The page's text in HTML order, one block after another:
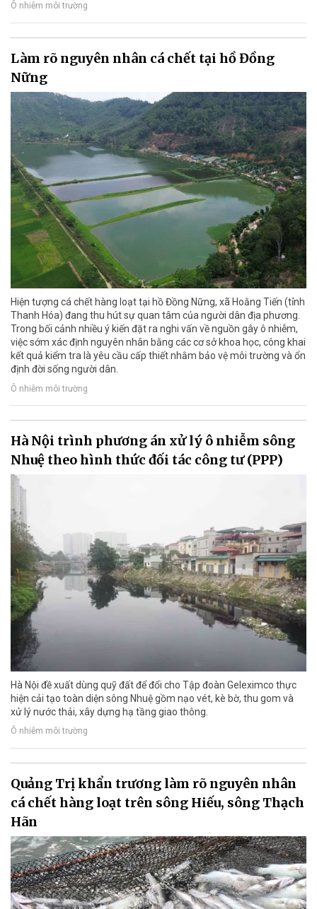
Ô nhiễm môi trường
Làm rõ nguyên nhân cá chết tại hồ Đồng
Nững
Hiện tượng cá chết hàng loạt tại hồ Đồng Nững, xã Hoằng Tiến (tỉnh
Thanh Hóa) đang thu hút sự quan tâm của người dân địa phương.
Trong bối cảnh nhiều ý kiến đặt ra nghi vấn về nguồn gây ô nhiễm,
việc sớm xác định nguyên nhân bằng các cơ sở khoa học, công khai
kết quả kiểm tra là yêu cầu cấp thiết nhằm bảo vệ môi trường và ổn
định đời sống người dân.
Ô nhiễm môi trường
Hà Nội trình phương án xử lý ô nhiễm sông
Nhuệ theo hình thức đối tác công tư (PPP)
Hà Nội đề xuất dùng quỹ đất để đổi cho Tập đoàn Geleximco thực
hiện cải tạo toàn diện sông Nhuệ gồm nạo vét, kè bờ, thu gom và
xử lý nước thải, xây dựng hạ tầng giao thông.
Ô nhiễm môi trường
Quảng Trị khẩn trương làm rõ nguyên nhân
cá chết hàng loạt trên sông Hiếu, sông Thạch
Hãn